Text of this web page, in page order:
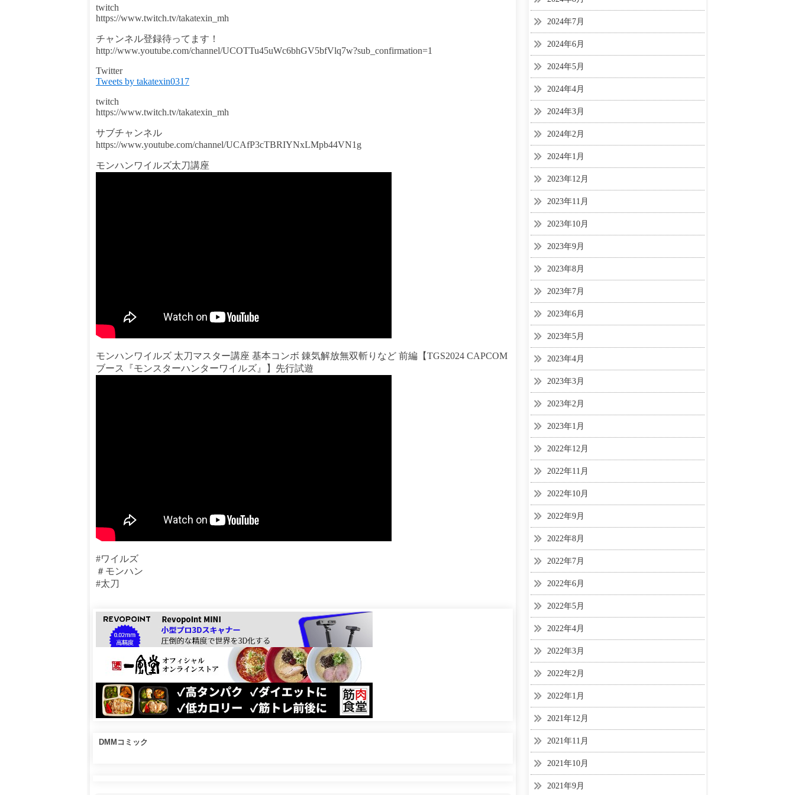
twitch
https://www.twitch.tv/takatexin_mh
チャンネル登録待ってます！
http://www.youtube.com/channel/UCOTTu45uWc6bhGV5bfVlq7w?sub_confirmation=1
Twitter
Tweets by takatexin0317
twitch
https://www.twitch.tv/takatexin_mh
サブチャンネル
https://www.youtube.com/channel/UCAfP3cTBRIYNxLMpb44VN1g
モンハンワイルズ太刀講座
モンハンワイルズ 太刀マスター講座 基本コンボ 錬気解放無双斬りなど 前編【TGS2024 CAPCOM
ブース『モンスターハンターワイルズ』】先行試遊
#ワイルズ
＃モンハン
#太刀
DMMコミック
2024年7月
2024年6月
2024年5月
2024年4月
2024年3月
2024年2月
2024年1月
2023年12月
2023年11月
2023年10月
2023年9月
2023年8月
2023年7月
2023年6月
2023年5月
2023年4月
2023年3月
2023年2月
2023年1月
2022年12月
2022年11月
2022年10月
2022年9月
2022年8月
2022年7月
2022年6月
2022年5月
2022年4月
2022年3月
2022年2月
2022年1月
2021年12月
2021年11月
2021年10月
2021年9月